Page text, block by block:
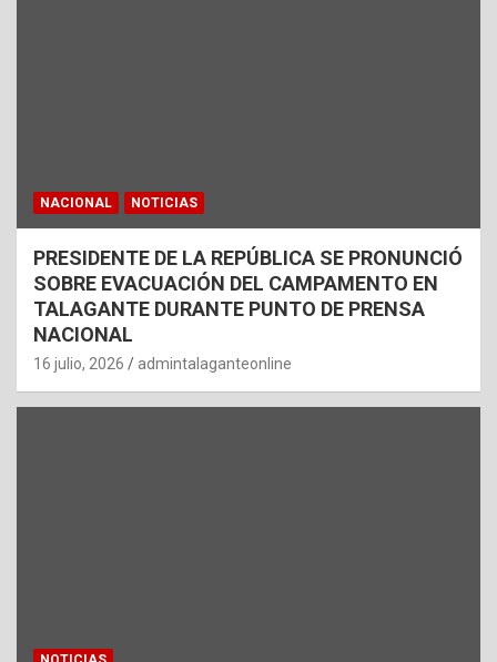
NACIONAL NOTICIAS
PRESIDENTE DE LA REPÚBLICA SE PRONUNCIÓ
SOBRE EVACUACIÓN DEL CAMPAMENTO EN
TALAGANTE DURANTE PUNTO DE PRENSA
NACIONAL
16 julio, 2026 admintalaganteonline